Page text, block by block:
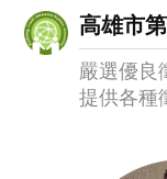
高雄市
嚴選優良
提供各種